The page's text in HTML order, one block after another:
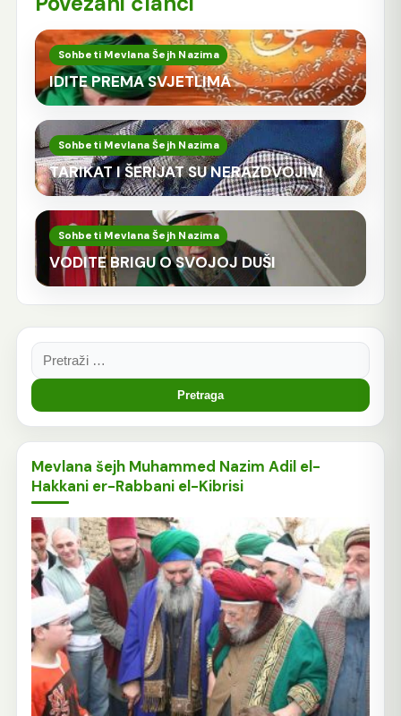
Sohbeti Mevlana Šejh Nazima
IDITE PREMA SVJETLIMA
Sohbeti Mevlana Šejh Nazima
TARIKAT I ŠERIJAT SU NERAZDVOJIVI
Sohbeti Mevlana Šejh Nazima
VODITE BRIGU O SVOJOJ DUŠI
Pretraga:
Mevlana šejh Muhammed Nazim Adil el-
Hakkani er-Rabbani el-Kibrisi